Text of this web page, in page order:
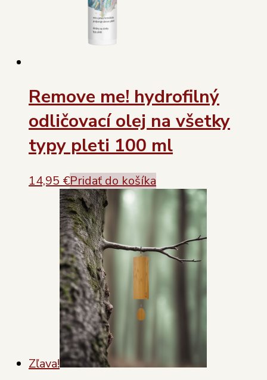
Remove me! hydrofilný
odličovací olej na všetky
typy pleti 100 ml
14,95 €Pridať do košíka
Zľava!